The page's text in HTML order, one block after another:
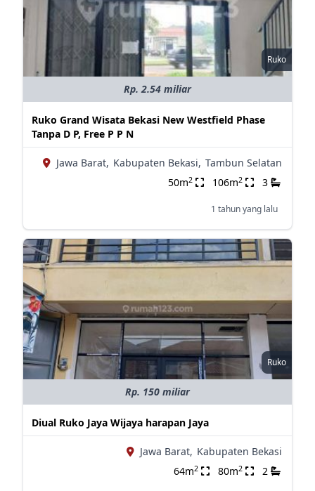
Ruko
Rp. 2.54 miliar
Ruko Grand Wisata Bekasi New Westfield Phase
Tanpa D P, Free P P N
Jawa Barat, Kabupaten Bekasi, Tambun Selatan
50m2 106m2 3
1 tahun yang lalu
Ruko
Rp. 150 miliar
Diual Ruko Jaya Wijaya harapan Jaya
Jawa Barat, Kabupaten Bekasi
64m2 80m2 2